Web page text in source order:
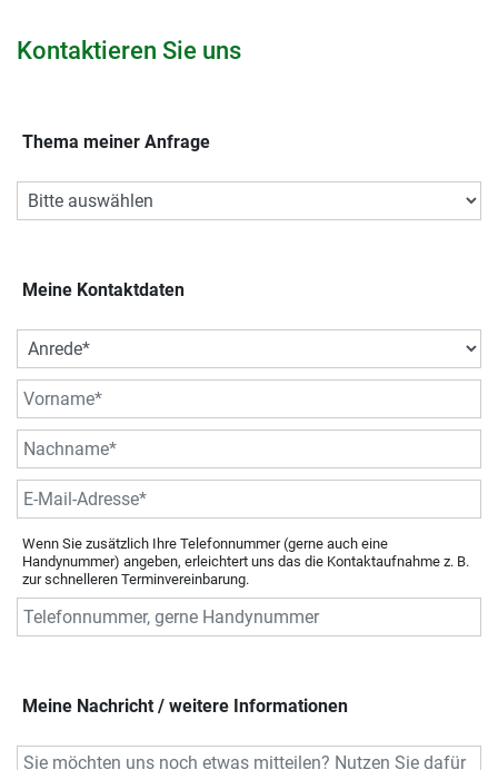
Kontaktieren Sie uns
Thema meiner Anfrage
Meine Kontaktdaten
Wenn Sie zusätzlich Ihre Telefonnummer (gerne auch eine
Handynummer) angeben, erleichtert uns das die Kontaktaufnahme z. B.
zur schnelleren Terminvereinbarung.
Meine Nachricht / weitere Informationen